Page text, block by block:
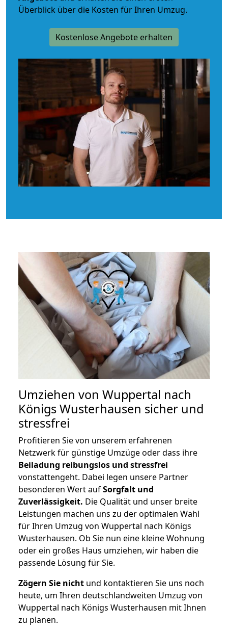
Überblick über die Kosten für Ihren Umzug.
Kostenlose Angebote erhalten
Umziehen von Wuppertal nach
Königs Wusterhausen sicher und
stressfrei
Profitieren Sie von unserem erfahrenen
Netzwerk für günstige Umzüge oder dass ihre
Beiladung reibungslos und stressfrei
vonstattengeht. Dabei legen unsere Partner
besonderen Wert aufSorgfalt und
Zuverlässigkeit. Die Qualität und unser breite
Leistungen machen uns zu der optimalen Wahl
für Ihren Umzug von Wuppertal nach Königs
Wusterhausen. Ob Sie nun eine kleine Wohnung
oder ein großes Haus umziehen, wir haben die
passende Lösung für Sie.
Zögern Sie nicht und kontaktieren Sie uns noch
heute, um Ihren deutschlandweiten Umzug von
Wuppertal nach Königs Wusterhausen mit Ihnen
zu planen.